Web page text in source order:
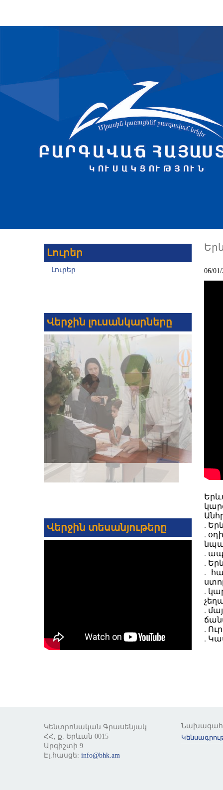
06/
.
.
.
.
.
.
.
.
.
Լուրեր
Լուրեր
Վերջին լուսանկարները
Վերջին տեսանյութերը
Կենտրոնական Գրասենյակ
ՀՀ, ք. Երևան 0015
Արգիշտի 9
Էլ.հասցե: info@bhk.am
Նախագահ